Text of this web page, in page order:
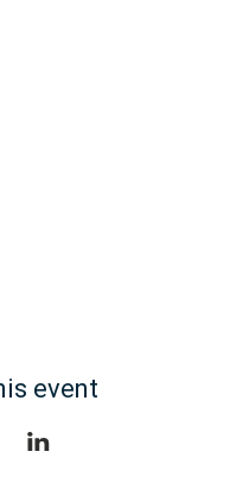
event